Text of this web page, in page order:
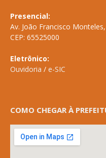
Presencial:
Av. João Francisco
CEP: 65525000
Eletrônico:
Ouvidoria / e-SIC
COMO CHEGAR À